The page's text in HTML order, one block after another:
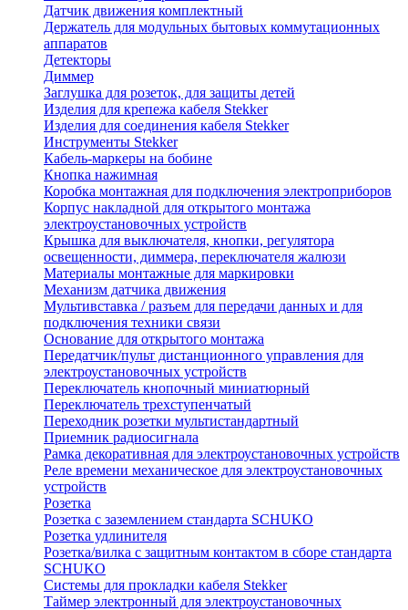
Датчик движения комплектный
Держатель для модульных бытовых коммутационных
аппаратов
Детекторы
Диммер
Заглушка для розеток, для защиты детей
Изделия для крепежа кабеля Stekker
Изделия для соединения кабеля Stekker
Инструменты Stekker
Кабель-маркеры на бобине
Кнопка нажимная
Коробка монтажная для подключения электроприборов
Корпус накладной для открытого монтажа
электроустановочных устройств
Крышка для выключателя, кнопки, регулятора
освещенности, диммера, переключателя жалюзи
Материалы монтажные для маркировки
Механизм датчика движения
Мультивставка / разъем для передачи данных и для
подключения техники связи
Основание для открытого монтажа
Передатчик/пульт дистанционного управления для
электроустановочных устройств
Переключатель кнопочный миниатюрный
Переключатель трехступенчатый
Переходник розетки мультистандартный
Приемник радиосигнала
Рамка декоративная для электроустановочных устройств
Реле времени механическое для электроустановочных
устройств
Розетка
Розетка с заземлением стандарта SCHUKO
Розетка удлинителя
Розетка/вилка с защитным контактом в сборе стандарта
SCHUKO
Системы для прокладки кабеля Stekker
Таймер электронный для электроустановочных